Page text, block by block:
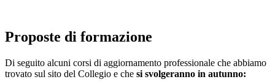
Proposte di formazione
Di seguito alcuni corsi di aggiornamento professionale che abbiamo
trovato sul sito del Collegio e che si svolgeranno in autunno: